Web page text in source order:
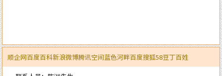
顺企网百度百科新浪微博腾讯空间蓝色河畔百度搜狐58豆丁百姓